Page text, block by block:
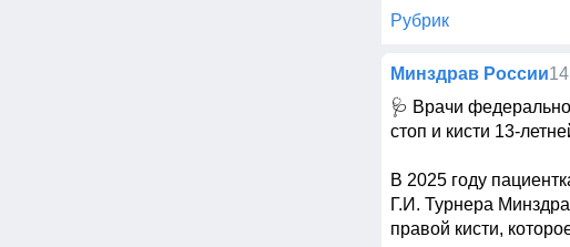
Рубрик
Минздрав России
🩺 Врачи
стоп и кисти 13-
В 2025 году
Г.И. Турнера
правой кисти,